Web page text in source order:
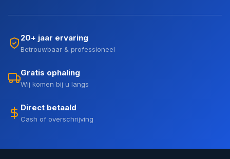
20+ jaar ervaring
Betrouwbaar & professioneel
Gratis ophaling
Wij komen bij u langs
Direct betaald
Cash of overschrijving